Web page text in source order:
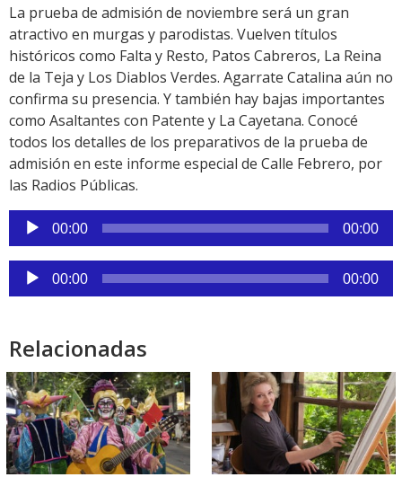
Link
La prueba de admisión de noviembre será un gran
atractivo en murgas y parodistas. Vuelven títulos
históricos como Falta y Resto, Patos Cabreros, La Reina
de la Teja y Los Diablos Verdes. Agarrate Catalina aún no
confirma su presencia. Y también hay bajas importantes
como Asaltantes con Patente y La Cayetana. Conocé
todos los detalles de los preparativos de la prueba de
admisión en este informe especial de Calle Febrero, por
las Radios Públicas.
Reproductor
de
audio
00:00 00:00
Reproductor
de
00:00 00:00
Relacionadas